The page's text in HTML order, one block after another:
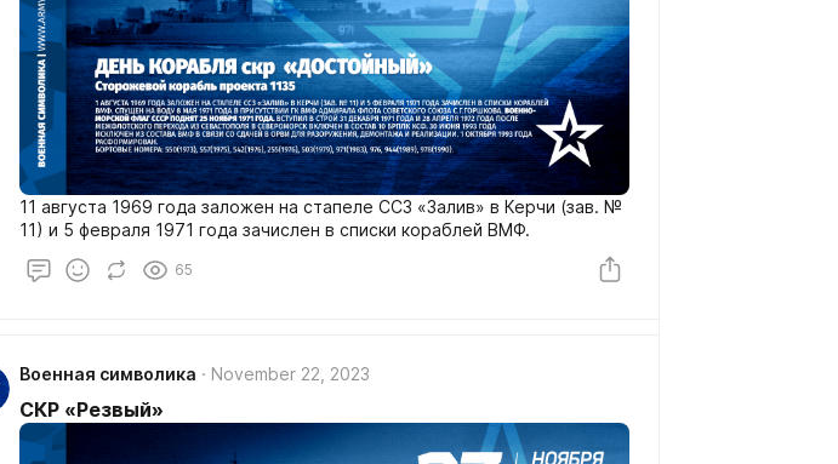
11 августа 1969 года заложен на стапеле ССЗ «Залив» в Керчи (зав. №
11) и 5 февраля 1971 года зачислен в списки кораблей ВМФ.
65
Военная символика November 22, 2023
СКР «Резвый»